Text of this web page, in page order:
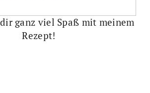
ganz viel Spaß mit meinem
Rezept!